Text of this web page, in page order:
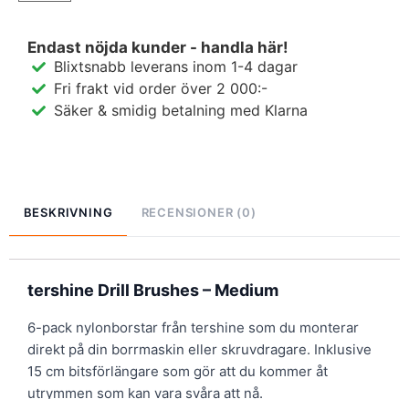
Endast nöjda kunder - handla här!
Blixtsnabb leverans inom 1-4 dagar
Fri frakt vid order över 2 000:-
Säker & smidig betalning med Klarna
BESKRIVNING RECENSIONER (0)
tershine Drill Brushes – Medium
6-pack nylonborstar från tershine som du monterar
direkt på din borrmaskin eller skruvdragare. Inklusive
15 cm bitsförlängare som gör att du kommer åt
utrymmen som kan vara svåra att nå.